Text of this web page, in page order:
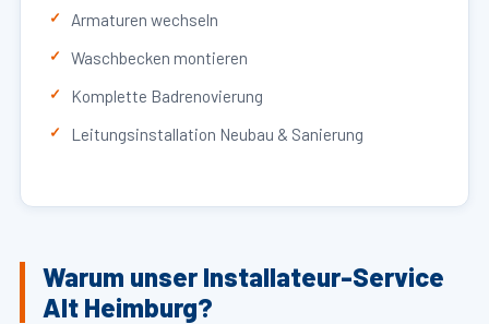
Armaturen wechseln
Waschbecken montieren
Komplette Badrenovierung
Leitungsinstallation Neubau & Sanierung
Warum unser Installateur-Service
Alt Heimburg?